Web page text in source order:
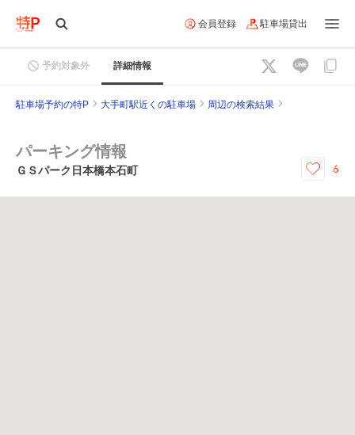
会員登録 駐車場貸出
予約対象外 詳細情報
駐車場予約の特P 大手町駅近くの駐車場 周辺の検索結果
パーキング情報
ＧＳパーク日本橋本石町 6